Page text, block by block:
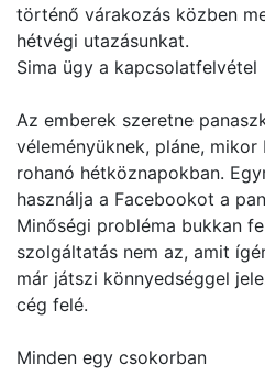
történő várakozás közben
hétvégi utazásunkat.
Sima ügy a kapcsolatfelvétel
Az emberek szeretne
véleményüknek, pláne,
rohanó hétköznapokban.
használja a Facebookot a
Minőségi probléma bukkan
szolgáltatás nem az, amit
már játszi könnyedséggel
cég felé.
Minden egy csokorban